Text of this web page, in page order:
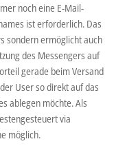
noch eine E-Mail-
ist erforderlich. Das
sondern ermöglicht auch
des Messengers auf
gerade beim Versand
User so direkt auf das
ablegen möchte. Als
via
möglich.